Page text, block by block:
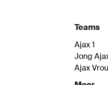
Teams
Ajax 1
Jong
Ajax